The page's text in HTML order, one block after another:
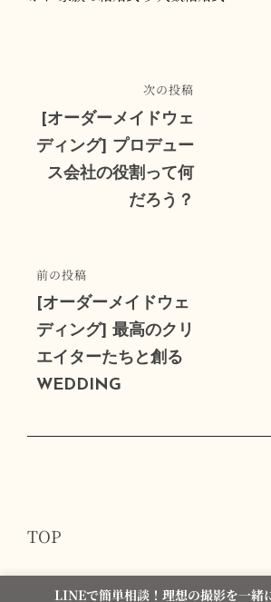
稿
ナ
ビ
シ
ョ
ン
前
の
投
稿
前の投稿
[オーダーメイドウェ
ディング] 最高のクリ
エイターたちと創る
WEDDING
の
投
稿
次の投稿
[オーダーメイドウェ
ディング] プロデュー
ス会社の役割って何
だろう？
TOP
LINEで簡単相談！理想の撮影を一緒